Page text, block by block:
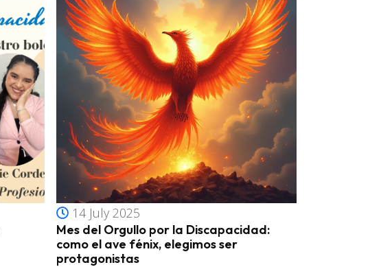
14 July 2025
Mes del Orgullo por la Discapacidad:
como el ave fénix, elegimos ser
protagonistas